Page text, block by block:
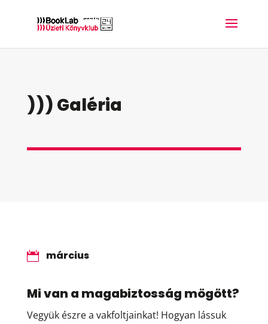
))) Galéria
 március
Mi van a magabiztosság mögött?
Vegyük észre a vakfoltjainkat! Hogyan lássuk